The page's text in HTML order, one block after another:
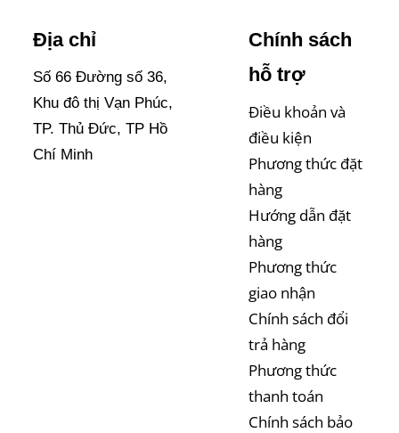
Địa chỉ
Số 66 Đường số 36,
Khu đô thị Vạn Phúc,
TP. Thủ Đức, TP Hồ
Chí Minh
Chính sách
hỗ trợ
Điều khoản và
điều kiện
Phương thức đặt
hàng
Hướng dẫn đặt
hàng
Phương thức
giao nhận
Chính sách đổi
trả hàng
Phương thức
thanh toán
Chính sách bảo